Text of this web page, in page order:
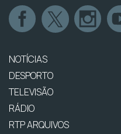
NOTÍCIAS
DESPORTO
TELEVISÃO
RÁDIO
RTP ARQUIVOS